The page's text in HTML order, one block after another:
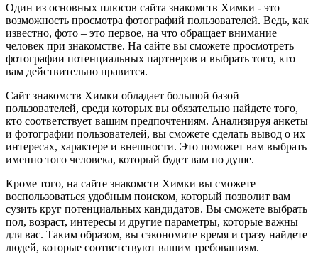
Один из основных плюсов сайта знакомств Химки - это
возможность просмотра фотографий пользователей. Ведь, как
известно, фото – это первое, на что обращает внимание
человек при знакомстве. На сайте вы сможете просмотреть
фотографии потенциальных партнеров и выбрать того, кто
вам действительно нравится.
Сайт знакомств Химки обладает большой базой
пользователей, среди которых вы обязательно найдете того,
кто соответствует вашим предпочтениям. Анализируя анкеты
и фотографии пользователей, вы сможете сделать вывод о их
интересах, характере и внешности. Это поможет вам выбрать
именно того человека, который будет вам по душе.
Кроме того, на сайте знакомств Химки вы сможете
воспользоваться удобным поиском, который позволит вам
сузить круг потенциальных кандидатов. Вы сможете выбрать
пол, возраст, интересы и другие параметры, которые важны
для вас. Таким образом, вы сэкономите время и сразу найдете
людей, которые соответствуют вашим требованиям.